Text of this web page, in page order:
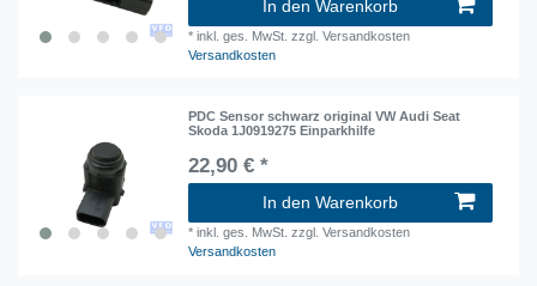
In den Warenkorb
*inkl. ges. MwSt. zzgl. Versandkosten
Versandkosten
PDC Sensor schwarz original VW Audi Seat
Skoda 1J0919275 Einparkhilfe
22,90 € *
In den Warenkorb
*inkl. ges. MwSt. zzgl. Versandkosten
Versandkosten